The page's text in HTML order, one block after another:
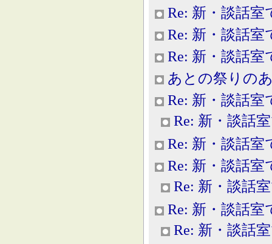
Re: 新・談話室
Re: 新・談話室
Re: 新・談話室
あとの祭りの
Re: 新・談話室
Re: 新・談話
Re: 新・談話室
Re: 新・談話室
Re: 新・談話
Re: 新・談話室
Re: 新・談話